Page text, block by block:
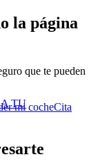
TU
la página
que te pueden
mi cocheCita